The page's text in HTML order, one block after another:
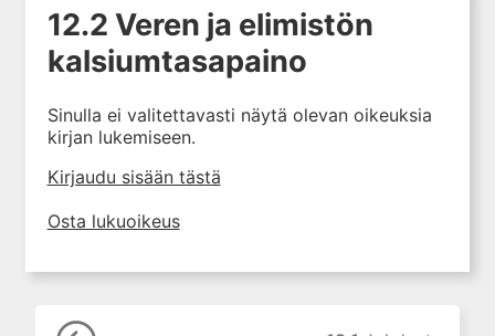
KIRJASTO
1. Laboratoriotoiminta
suomalaisessa
terveydenhuollossa
2. Potilas ja näyte
3. Laboratoriotuloksen tulkinta
4. Laboratorion
perusmenetelmät
5. Laboratoriolaitteet
happo-emästasapaino
12.2 Veren ja elimistön
kalsiumtasapaino
Sinulla ei valitettavasti näytä olevan oikeuksia
kirjan lukemiseen.
Kirjaudu sisään tästä
Osta lukuoikeus